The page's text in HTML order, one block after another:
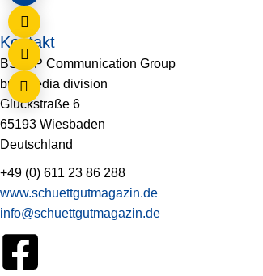
Kontakt
BSB+P Communication Group
bulkmedia division
Gluckstraße 6
65193 Wiesbaden
Deutschland
+49 (0) 611 23 86 288
www.schuettgutmagazin.de
info@schuettgutmagazin.de